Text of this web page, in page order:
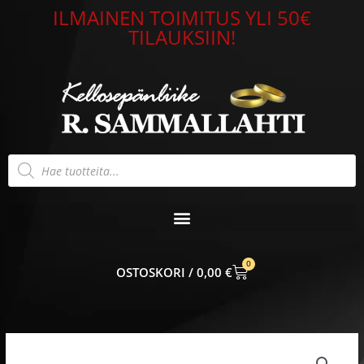
ILMAINEN TOIMITUS YLI 50€
TILAUKSIIN!
Products
search
0,00 €
0
CART